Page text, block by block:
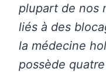
plupart de nos
liés à des
la médecine
possède